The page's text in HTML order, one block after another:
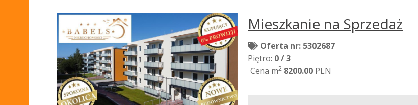
Mieszkanie na Sprzedaż
Oferta nr: 5302687
Piętro: 0 / 3
Cena m2 8200.00 PLN